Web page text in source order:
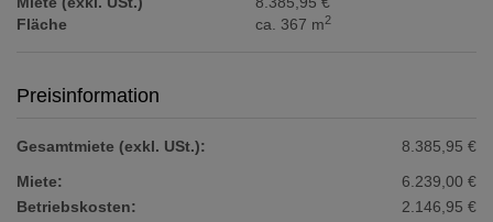
Fläche
ca. 367 m2
Preisinformation
Gesamtmiete (exkl. USt.):
8.385,95 €
Miete:
6.239,00 €
Betriebskosten:
2.146,95 €